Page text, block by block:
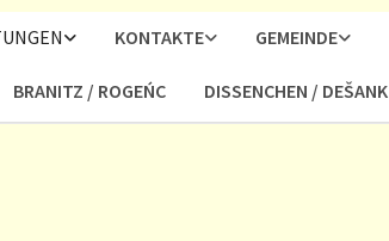
KONTAKTE GEMEINDE
BRANITZ / ROGEŃC DISSENCHEN / DEŠANK